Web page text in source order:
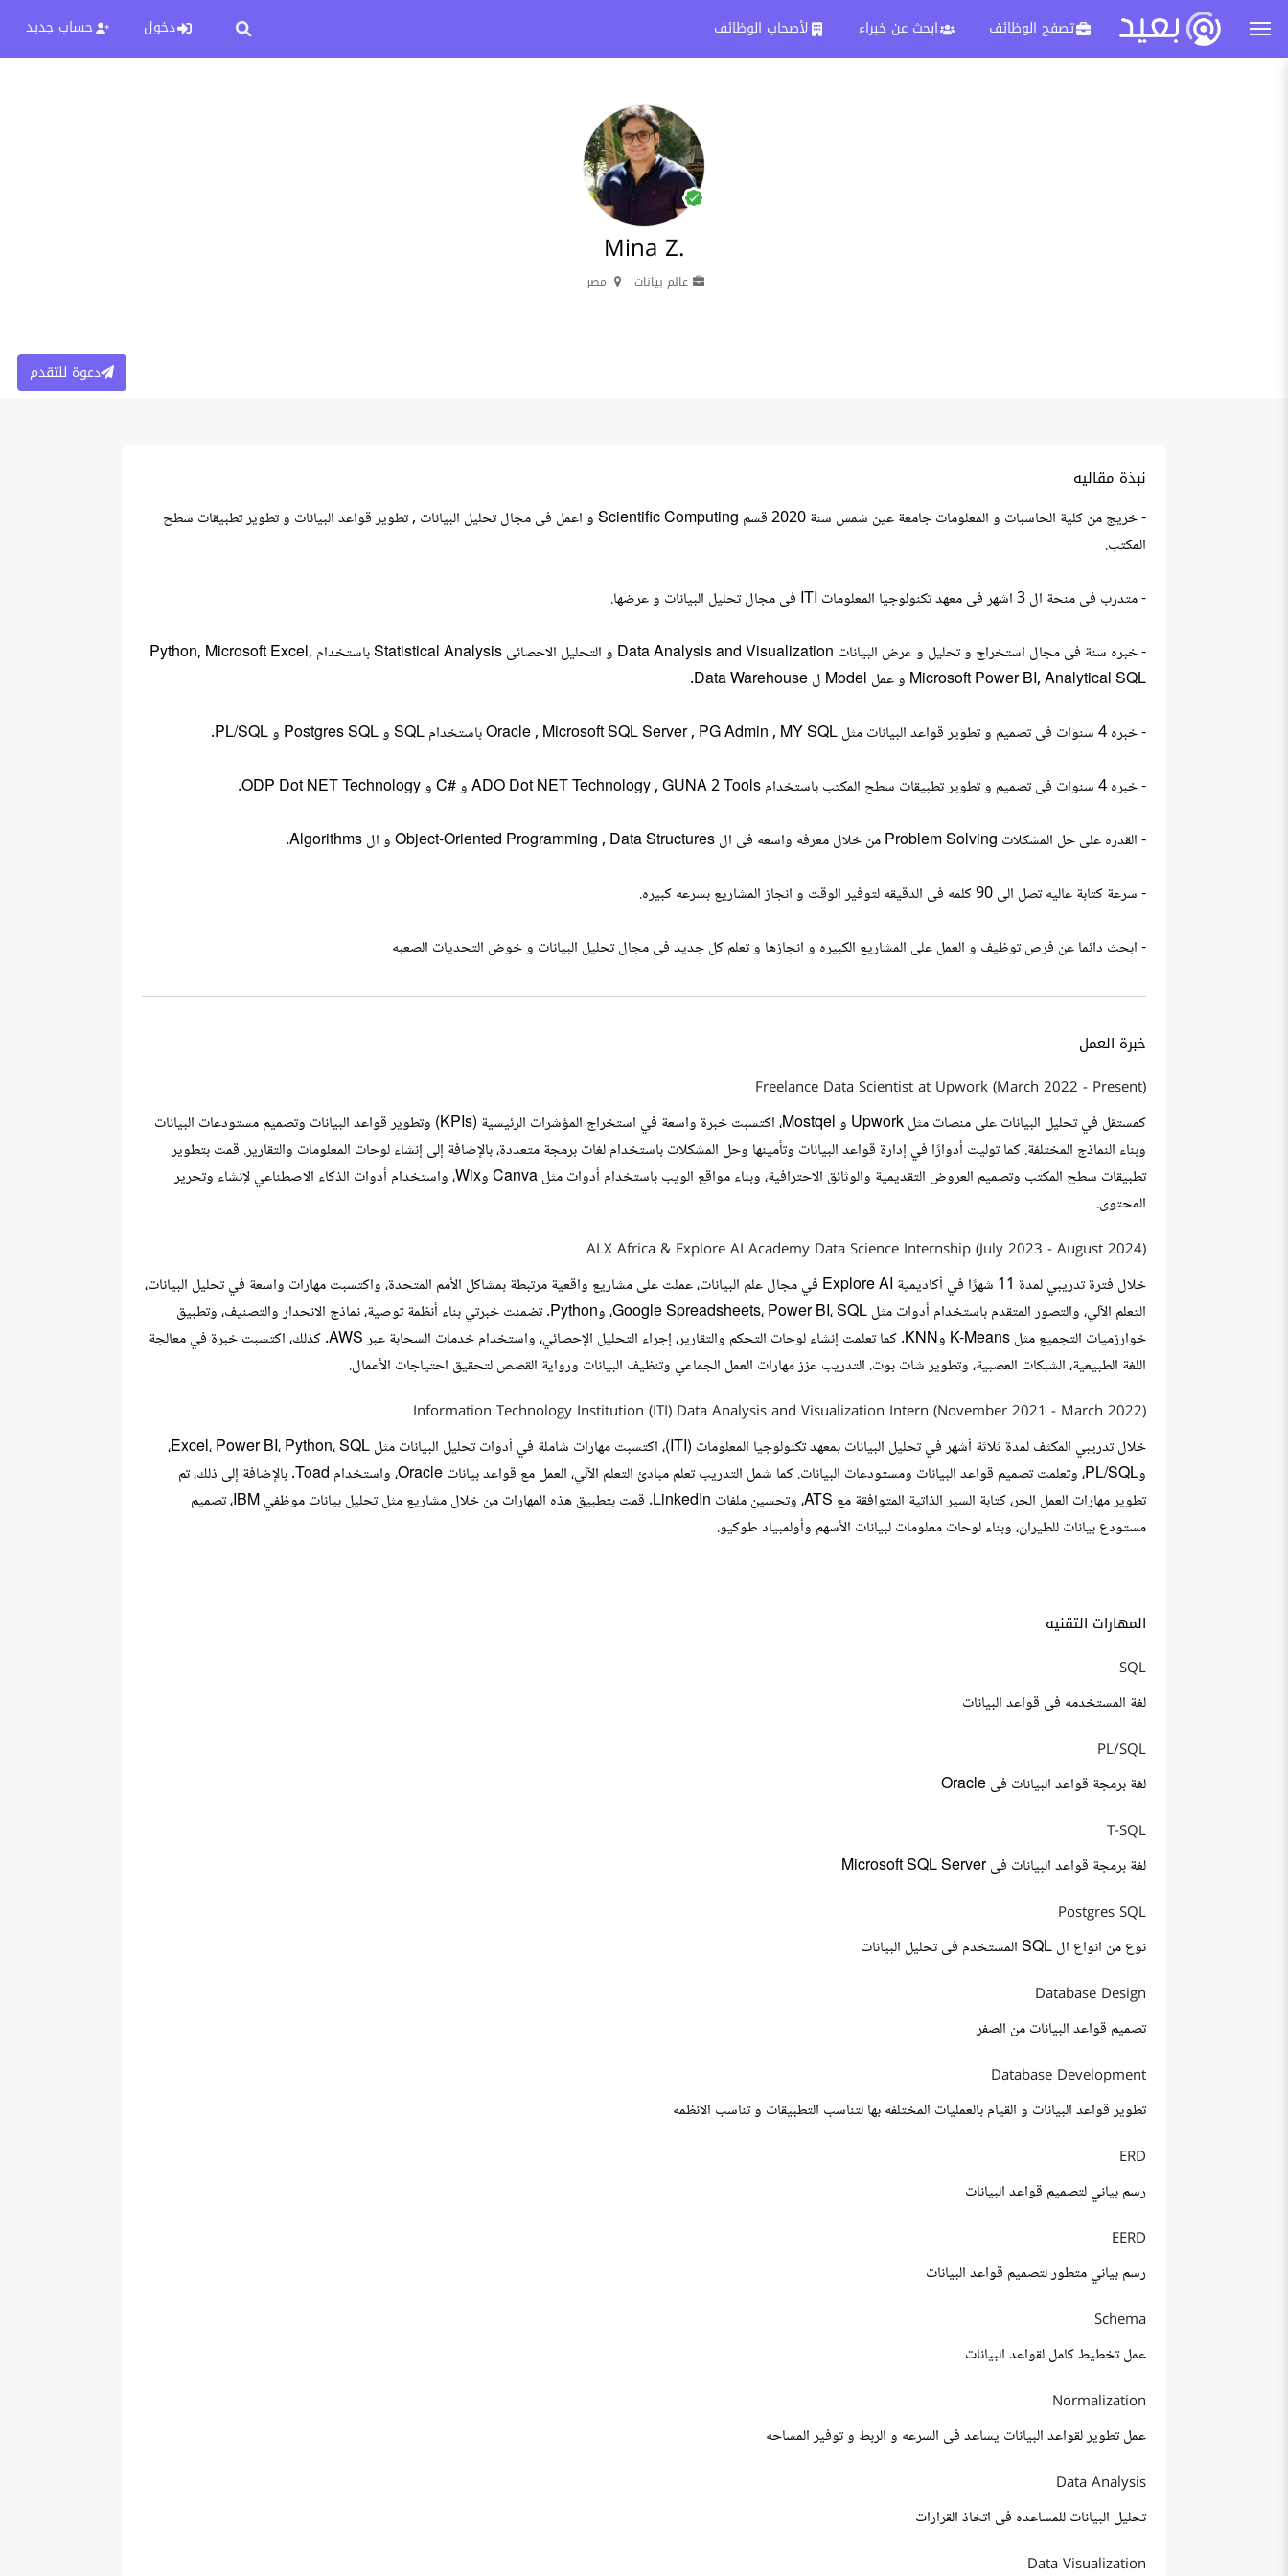
تصفح الوظائف ابحث عن خبراء لأصحاب الوظائف دخول حساب جديد
Mina Z.
عالم بيانات مصر
دعوة للتقدم
نبذة مقاليه
- خريج من كلية الحاسبات و المعلومات جامعة عين شمس سنة 2020 قسم Scientific Computing و اعمل فى مجال تحليل البيانات , تطوير قواعد البيانات و تطوير تطبيقات سطح
المكتب.
- متدرب فى منحة ال 3 اشهر فى معهد تكنولوجيا المعلومات ITI فى مجال تحليل البيانات و عرضها.
- خبره سنة فى مجال استخراج و تحليل و عرض البيانات Data Analysis and Visualization و التحليل الاحصائى Statistical Analysis باستخدام Python, Microsoft Excel,
Microsoft Power BI, Analytical SQL و عمل Model ل Data Warehouse.
- خبره 4 سنوات فى تصميم و تطوير قواعد البيانات مثل Oracle , Microsoft SQL Server , PG Admin , MY SQL باستخدام SQL و Postgres SQL و PL/SQL.
- خبره 4 سنوات فى تصميم و تطوير تطبيقات سطح المكتب باستخدام ADO Dot NET Technology , GUNA 2 Tools و #C و ODP Dot NET Technology.
- القدره على حل المشكلات Problem Solving من خلال معرفه واسعه فى ال Object-Oriented Programming , Data Structures و ال Algorithms.
- سرعة كتابة عاليه تصل الى 90 كلمه فى الدقيقه لتوفير الوقت و انجاز المشاريع بسرعه كبيره.
- ابحث دائما عن فرص توظيف و العمل على المشاريع الكبيره و انجازها و تعلم كل جديد فى مجال تحليل البيانات و خوض التحديات الصعبه
خبرة العمل
Freelance Data Scientist at Upwork (March 2022 - Present)
كمستقل في تحليل البيانات على منصات مثل Upwork و Mostqel، اكتسبت خبرة واسعة في استخراج المؤشرات الرئيسية (KPIs) وتطوير قواعد البيانات وتصميم مستودعات البيانات
وبناء النماذج المختلفة. كما توليت أدوارًا في إدارة قواعد البيانات وتأمينها وحل المشكلات باستخدام لغات برمجة متعددة، بالإضافة إلى إنشاء لوحات المعلومات والتقارير. قمت بتطوير
تطبيقات سطح المكتب وتصميم العروض التقديمية والوثائق الاحترافية، وبناء مواقع الويب باستخدام أدوات مثل Canva وWix، واستخدام أدوات الذكاء الاصطناعي لإنشاء وتحرير
المحتوى.
ALX Africa & Explore AI Academy Data Science Internship (July 2023 - August 2024)
خلال فترة تدريبي لمدة 11 شهرًا في أكاديمية Explore AI في مجال علم البيانات، عملت على مشاريع واقعية مرتبطة بمشاكل الأمم المتحدة، واكتسبت مهارات واسعة في تحليل البيانات،
التعلم الآلي، والتصور المتقدم باستخدام أدوات مثل Google Spreadsheets، Power BI، SQL، وPython. تضمنت خبرتي بناء أنظمة توصية، نماذج الانحدار والتصنيف، وتطبيق
خوارزميات التجميع مثل K-Means وKNN. كما تعلمت إنشاء لوحات التحكم والتقارير، إجراء التحليل الإحصائي، واستخدام خدمات السحابة عبر AWS. كذلك، اكتسبت خبرة في معالجة
اللغة الطبيعية، الشبكات العصبية، وتطوير شات بوت. التدريب عزز مهارات العمل الجماعي وتنظيف البيانات ورواية القصص لتحقيق احتياجات الأعمال.
Information Technology Institution (ITI) Data Analysis and Visualization Intern (November 2021 - March 2022)
خلال تدريبي المكثف لمدة ثلاثة أشهر في تحليل البيانات بمعهد تكنولوجيا المعلومات (ITI)، اكتسبت مهارات شاملة في أدوات تحليل البيانات مثل Excel، Power BI، Python، SQL،
وPL/SQL، وتعلمت تصميم قواعد البيانات ومستودعات البيانات. كما شمل التدريب تعلم مبادئ التعلم الآلي، العمل مع قواعد بيانات Oracle، واستخدام Toad. بالإضافة إلى ذلك، تم
تطوير مهارات العمل الحر، كتابة السير الذاتية المتوافقة مع ATS، وتحسين ملفات LinkedIn. قمت بتطبيق هذه المهارات من خلال مشاريع مثل تحليل بيانات موظفي IBM، تصميم
مستودع بيانات للطيران، وبناء لوحات معلومات لبيانات الأسهم وأولمبياد طوكيو.
المهارات التقنيه
SQL
لغة المستخدمه فى قواعد البيانات
PL/SQL
لغة برمجة قواعد البيانات فى Oracle
T-SQL
لغة برمجة قواعد البيانات فى Microsoft SQL Server
Postgres SQL
نوع من انواع ال SQL المستخدم فى تحليل البيانات
Database Design
تصميم قواعد البيانات من الصفر
Database Development
تطوير قواعد البيانات و القيام بالعمليات المختلفه بها لتناسب التطبيقات و تناسب الانظمه
ERD
رسم بياني لتصميم قواعد البيانات
EERD
رسم بياني متطور لتصميم قواعد البيانات
Schema
عمل تخطيط كامل لقواعد البيانات
Normalization
عمل تطوير لقواعد البيانات يساعد فى السرعه و الربط و توفير المساحه
Data Analysis
تحليل البيانات للمساعده فى اتخاذ القرارات
Data Visualization